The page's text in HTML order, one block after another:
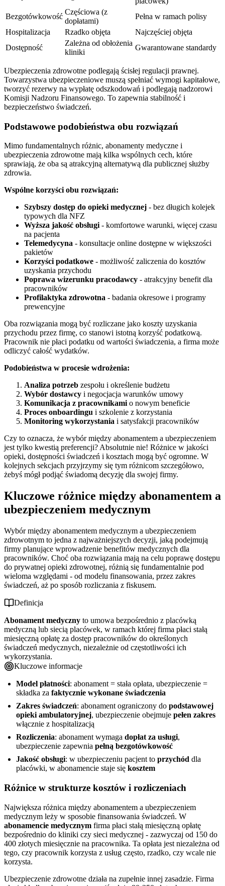
Bezgotówkowość
Częściowa (z
dopłatami)
Pełna w ramach polisy
Hospitalizacja
Rzadko objęta
Najczęściej objęta
Dostępność
Zależna od obłożenia
kliniki
Gwarantowane standardy
Ubezpieczenia zdrowotne podlegają ścisłej regulacji prawnej.
Towarzystwa ubezpieczeniowe muszą spełniać wymogi kapitałowe,
tworzyć rezerwy na wypłatę odszkodowań i podlegają nadzorowi
Komisji Nadzoru Finansowego. To zapewnia stabilność i
bezpieczeństwo świadczeń.
Podstawowe podobieństwa obu rozwiązań
Mimo fundamentalnych różnic, abonamenty medyczne i
ubezpieczenia zdrowotne mają kilka wspólnych cech, które
sprawiają, że oba są atrakcyjną alternatywą dla publicznej służby
zdrowia.
Wspólne korzyści obu rozwiązań:
Szybszy dostęp do opieki medycznej - bez długich kolejek
typowych dla NFZ
Wyższa jakość obsługi- komfortowe warunki, więcej czasu
na pacjenta
Telemedycyna - konsultacje online dostępne w większości
pakietów
Korzyści podatkowe - możliwość zaliczenia do kosztów
uzyskania przychodu
Poprawa wizerunku pracodawcy - atrakcyjny benefit dla
pracowników
Profilaktyka zdrowotna - badania okresowe i programy
prewencyjne
Oba rozwiązania mogą być rozliczane jako koszty uzyskania
przychodu przez firmę, co stanowi istotną korzyść podatkową.
Pracownik nie płaci podatku od wartości świadczenia, a firma może
odliczyć całość wydatków.
Podobieństwa w procesie wdrożenia:
Analiza potrzeb zespołu i określenie budżetu
Wybór dostawcy i negocjacja warunków umowy
Komunikacja z pracownikamio nowym beneficie
Proces onboardingu i szkolenie z korzystania
Monitoring wykorzystania i satysfakcji pracowników
Czy to oznacza, że wybór między abonamentem a ubezpieczeniem
jest tylko kwestią preferencji? Absolutnie nie! Różnice w jakości
opieki, dostępności świadczeń i kosztach mogą być ogromne. W
kolejnych sekcjach przyjrzymy się tym różnicom szczegółowo,
żebyś mógł podjąć świadomą decyzję dla swojej firmy.
Kluczowe różnice między abonamentem a
ubezpieczeniem medycznym
Wybór między abonamentem medycznym a ubezpieczeniem
zdrowotnym to jedna z najważniejszych decyzji, jaką podejmują
firmy planujące wprowadzenie benefitów medycznych dla
pracowników. Choć oba rozwiązania mają na celu poprawę dostępu
do prywatnej opieki zdrowotnej, różnią się fundamentalnie pod
wieloma względami - od modelu finansowania, przez zakres
świadczeń, aż po sposób rozliczania z fiskusem.
Definicja
Abonament medyczny to umowa bezpośrednio z placówką
medyczną lub siecią placówek, w ramach której firma płaci stałą
miesięczną opłatę za dostęp pracowników do określonych
świadczeń medycznych, niezależnie od częstotliwości ich
wykorzystania.
Kluczowe informacje
Model płatności: abonament = stała opłata, ubezpieczenie =
składka za faktycznie wykonane świadczenia
Zakres świadczeń: abonament ograniczony do podstawowej
opieki ambulatoryjnej, ubezpieczenie obejmuje pełen zakres
włącznie z hospitalizacją
Rozliczenia: abonament wymaga dopłat za usługi,
ubezpieczenie zapewnia pełną bezgotówkowość
Jakość obsługi: w ubezpieczeniu pacjent to przychód dla
placówki, w abonamencie staje się kosztem
Różnice w strukturze kosztów i rozliczeniach
Największa różnica między abonamentem a ubezpieczeniem
medycznym leży w sposobie finansowania świadczeń. W
abonamencie medycznym firma płaci stałą miesięczną opłatę
bezpośrednio do kliniki czy sieci medycznej - zazwyczaj od 150 do
400 złotych miesięcznie na pracownika. Ta opłata jest niezależna od
tego, czy pracownik korzysta z usług często, rzadko, czy wcale nie
korzysta.
Ubezpieczenie zdrowotne działa na zupełnie innej zasadzie. Firma